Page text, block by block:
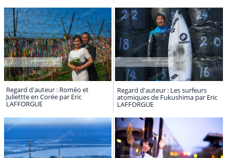
Regard d'auteur : Roméo et
Juliettte en Corée par Eric
LAFFORGUE
Regard d'auteur : Les surfeurs
atomiques de Fukushima par Eric
LAFFORGUE